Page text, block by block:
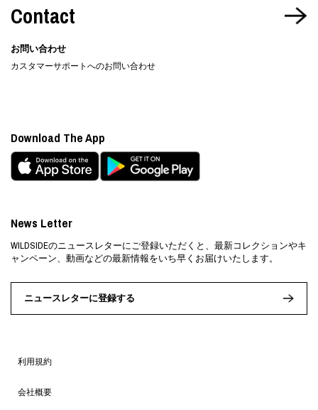
Contact
お問い合わせ
カスタマーサポートへのお問い合わせ
利用規約
会社概要
News Letter
WILDSIDEのニュースレターにご登録いただくと、最新コレクションやキ
ャンペーン、動画などの最新情報をいち早くお届けいたします。
ニュースレターに登録する
Download The App